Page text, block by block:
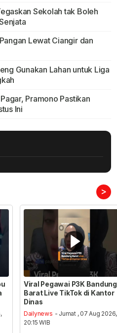
Sekolah tak Boleh
Lewat Ciangir dan
Gunakan Lahan untuk Liga
Pramono Pastikan
Ini
>
Viral Pegawai P3K Bandung
Barat Live TikTok di Kantor
Dinas
Dailynews - Jumat , 07 Aug 2026,
20:15 WIB